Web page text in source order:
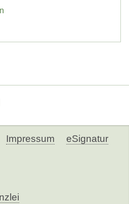
Impressum eSignatur